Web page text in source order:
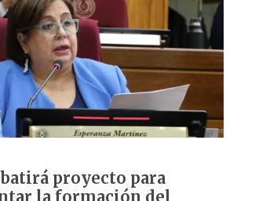
proyecto para
la formación del